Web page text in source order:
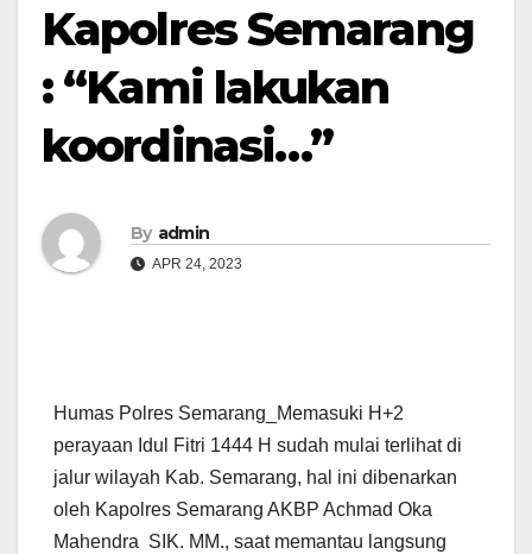
Kapolres Semarang
: “Kami lakukan
koordinasi…”
By admin
APR 24, 2023
Humas Polres Semarang_Memasuki H+2
perayaan Idul Fitri 1444 H sudah mulai terlihat di
jalur wilayah Kab. Semarang, hal ini dibenarkan
oleh Kapolres Semarang AKBP Achmad Oka
Mahendra SIK. MM., saat memantau langsung